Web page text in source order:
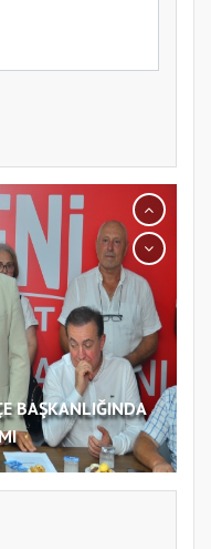
BAŞKANLIĞINDA